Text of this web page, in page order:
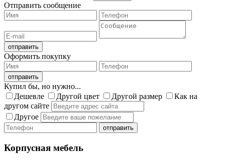
Отправить сообщение
Оформить покупку
Купил бы, но нужно...
Дешевле
Другой цвет Другой размер
Как на
другом сайте
Другое
Корпусная мебель